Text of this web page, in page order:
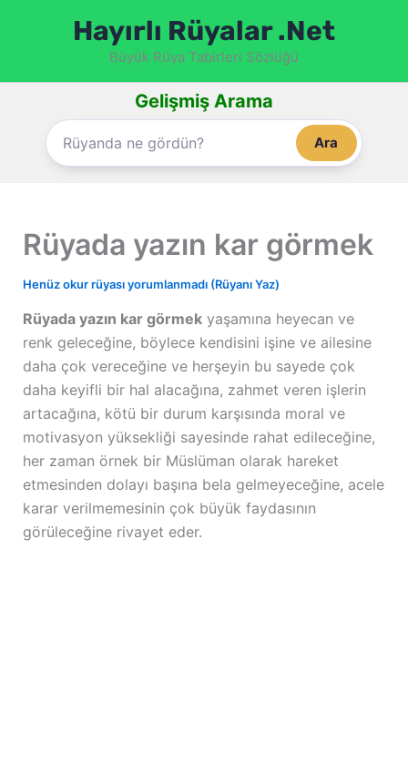
Hayırlı Rüyalar .Net
Büyük Rüya Tabirleri Sözlüğü
Gelişmiş Arama
Ara
Rüyada yazın kar görmek
Henüz okur rüyası yorumlanmadı (Rüyanı Yaz)
Rüyada yazın kar görmekyaşamına heyecan ve
renk geleceğine, böylece kendisini işine ve ailesine
daha çok vereceğine ve herşeyin bu sayede çok
daha keyifli bir hal alacağına, zahmet veren işlerin
artacağına, kötü bir durum karşısında moral ve
motivasyon yüksekliği sayesinde rahat edileceğine,
her zaman örnek bir Müslüman olarak hareket
etmesinden dolayı başına bela gelmeyeceğine, acele
karar verilmemesinin çok büyük faydasının
görüleceğine rivayet eder.